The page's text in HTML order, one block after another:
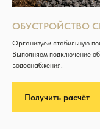
ОБУСТРОЙСТВО
Организуем стабильную
Выполняем подключение
водоснабжения.
Получить расчёт